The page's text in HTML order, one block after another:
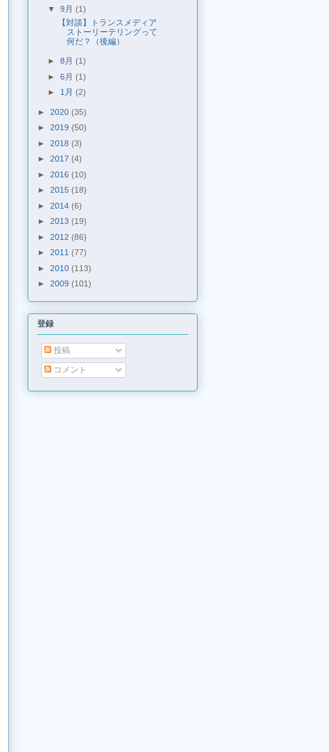
▼ 9月 (1)
【対談】トランスメディア
ストーリーテリングって
何だ？（後編）
► 8月 (1)
► 6月 (1)
► 1月 (2)
► 2020 (35)
► 2019 (50)
► 2018 (3)
► 2017 (4)
► 2016 (10)
► 2015 (18)
► 2014 (6)
► 2013 (19)
► 2012 (86)
► 2011 (77)
► 2010 (113)
► 2009 (101)
登録
投稿
コメント